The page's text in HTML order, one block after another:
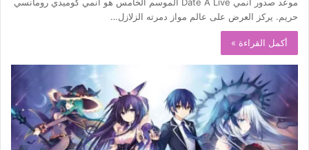
حريم. يركز العرض على عالم مواز دمرته الزلازل…
أكمل القراءة »